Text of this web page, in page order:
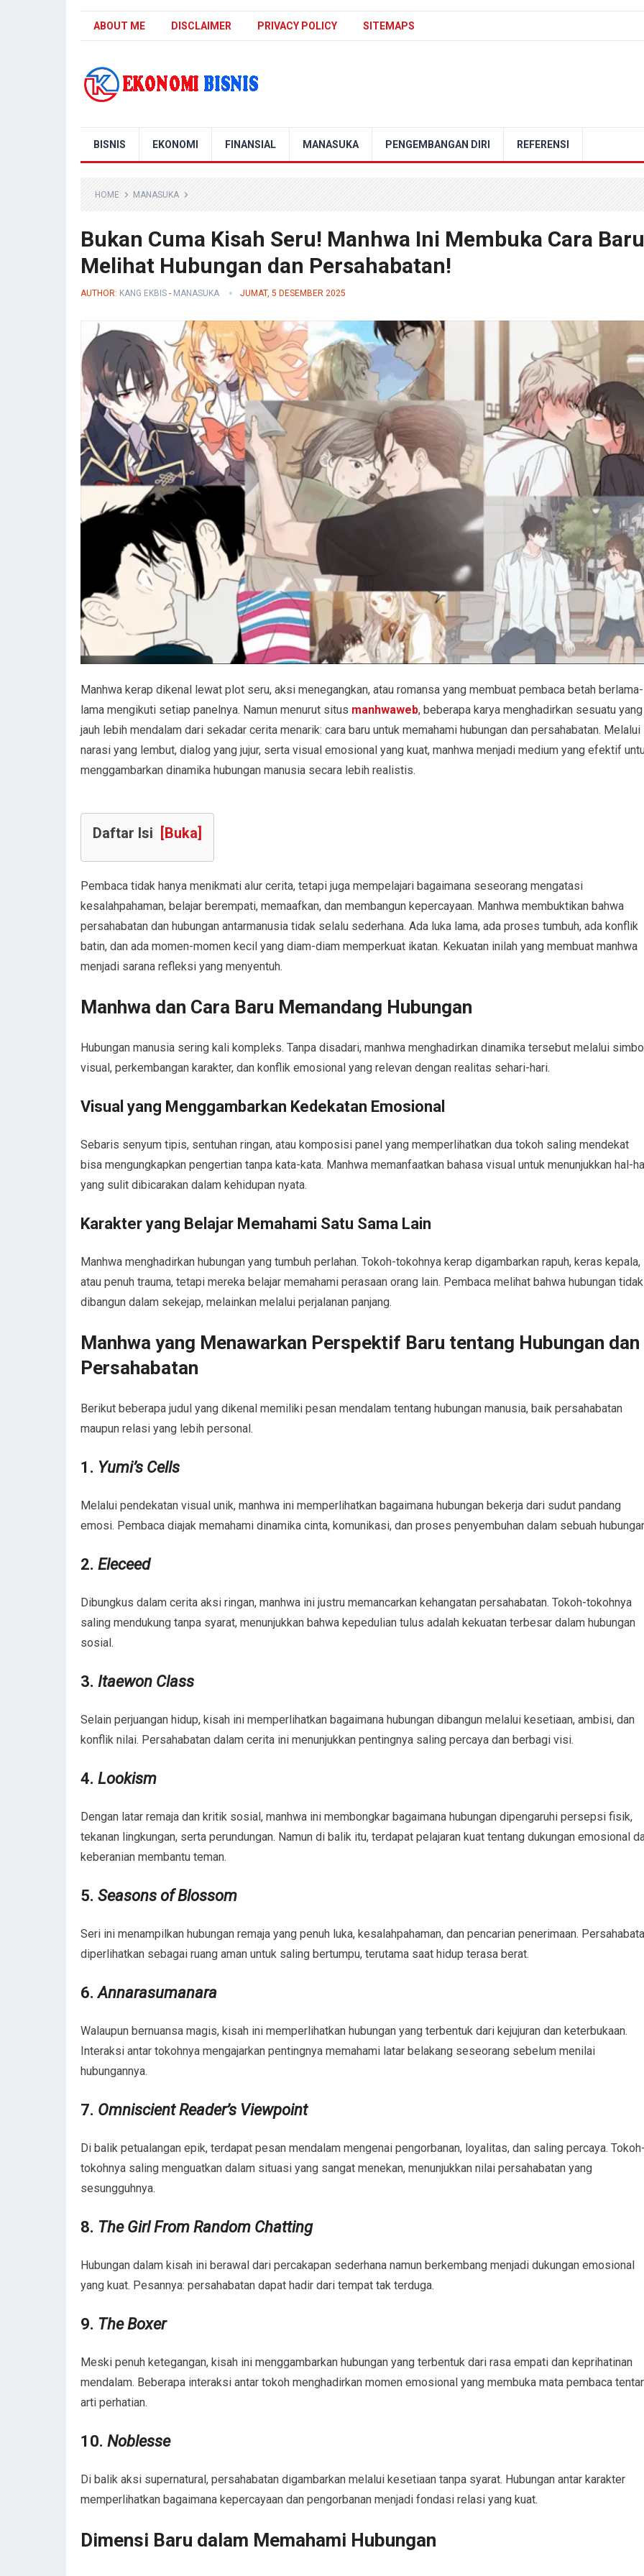
ABOUT ME DISCLAIMER PRIVACY POLICY SITEMAPS
BISNIS EKONOMI FINANSIAL MANASUKA PENGEMBANGAN DIRI REFERENSI
HOME MANASUKA
Bukan Cuma Kisah Seru! Manhwa Ini Membuka Cara Baru
Melihat Hubungan dan Persahabatan!
AUTHOR: KANG EKBIS - MANASUKA JUMAT, 5 DESEMBER 2025
Manhwa kerap dikenal lewat plot seru, aksi menegangkan, atau romansa yang membuat pembaca betah berlama-
lama mengikuti setiap panelnya. Namun menurut situs manhwaweb, beberapa karya menghadirkan sesuatu yang
jauh lebih mendalam dari sekadar cerita menarik: cara baru untuk memahami hubungan dan persahabatan. Melalui
narasi yang lembut, dialog yang jujur, serta visual emosional yang kuat, manhwa menjadi medium yang efektif
menggambarkan dinamika hubungan manusia secara lebih realistis.
Daftar Isi [Buka]
Pembaca tidak hanya menikmati alur cerita, tetapi juga mempelajari bagaimana seseorang mengatasi
kesalahpahaman, belajar berempati, memaafkan, dan membangun kepercayaan. Manhwa membuktikan bahwa
persahabatan dan hubungan antarmanusia tidak selalu sederhana. Ada luka lama, ada proses tumbuh, ada konflik
batin, dan ada momen-momen kecil yang diam-diam memperkuat ikatan. Kekuatan inilah yang membuat manhwa
menjadi sarana refleksi yang menyentuh.
Manhwa dan Cara Baru Memandang Hubungan
Hubungan manusia sering kali kompleks. Tanpa disadari, manhwa menghadirkan dinamika tersebut melalui
visual, perkembangan karakter, dan konflik emosional yang relevan dengan realitas sehari-hari.
Visual yang Menggambarkan Kedekatan Emosional
Sebaris senyum tipis, sentuhan ringan, atau komposisi panel yang memperlihatkan dua tokoh saling mendekat
bisa mengungkapkan pengertian tanpa kata-kata. Manhwa memanfaatkan bahasa visual untuk menunjukkan hal-
yang sulit dibicarakan dalam kehidupan nyata.
Karakter yang Belajar Memahami Satu Sama Lain
Manhwa menghadirkan hubungan yang tumbuh perlahan. Tokoh-tokohnya kerap digambarkan rapuh, keras kepala,
atau penuh trauma, tetapi mereka belajar memahami perasaan orang lain. Pembaca melihat bahwa hubungan tidak
dibangun dalam sekejap, melainkan melalui perjalanan panjang.
Manhwa yang Menawarkan Perspektif Baru tentang Hubungan dan
Persahabatan
Berikut beberapa judul yang dikenal memiliki pesan mendalam tentang hubungan manusia, baik persahabatan
maupun relasi yang lebih personal.
1. Yumi’s Cells
Melalui pendekatan visual unik, manhwa ini memperlihatkan bagaimana hubungan bekerja dari sudut pandang
emosi. Pembaca diajak memahami dinamika cinta, komunikasi, dan proses penyembuhan dalam sebuah
2. Eleceed
Dibungkus dalam cerita aksi ringan, manhwa ini justru memancarkan kehangatan persahabatan. Tokoh-tokohnya
saling mendukung tanpa syarat, menunjukkan bahwa kepedulian tulus adalah kekuatan terbesar dalam hubungan
sosial.
3. Itaewon Class
Selain perjuangan hidup, kisah ini memperlihatkan bagaimana hubungan dibangun melalui kesetiaan, ambisi, dan
konflik nilai. Persahabatan dalam cerita ini menunjukkan pentingnya saling percaya dan berbagi visi.
4. Lookism
Dengan latar remaja dan kritik sosial, manhwa ini membongkar bagaimana hubungan dipengaruhi persepsi fisik,
tekanan lingkungan, serta perundungan. Namun di balik itu, terdapat pelajaran kuat tentang dukungan emosional
keberanian membantu teman.
5. Seasons of Blossom
Seri ini menampilkan hubungan remaja yang penuh luka, kesalahpahaman, dan pencarian penerimaan.
diperlihatkan sebagai ruang aman untuk saling bertumpu, terutama saat hidup terasa berat.
6.Annarasumanara
Walaupun bernuansa magis, kisah ini memperlihatkan hubungan yang terbentuk dari kejujuran dan keterbukaan.
Interaksi antar tokohnya mengajarkan pentingnya memahami latar belakang seseorang sebelum menilai
hubungannya.
7. Omniscient Reader’s Viewpoint
Di balik petualangan epik, terdapat pesan mendalam mengenai pengorbanan, loyalitas, dan saling percaya.
tokohnya saling menguatkan dalam situasi yang sangat menekan, menunjukkan nilai persahabatan yang
sesungguhnya.
8. The Girl From Random Chatting
Hubungan dalam kisah ini berawal dari percakapan sederhana namun berkembang menjadi dukungan emosional
yang kuat. Pesannya: persahabatan dapat hadir dari tempat tak terduga.
9. The Boxer
Meski penuh ketegangan, kisah ini menggambarkan hubungan yang terbentuk dari rasa empati dan keprihatinan
mendalam. Beberapa interaksi antar tokoh menghadirkan momen emosional yang membuka mata pembaca
arti perhatian.
10. Noblesse
Di balik aksi supernatural, persahabatan digambarkan melalui kesetiaan tanpa syarat. Hubungan antar karakter
memperlihatkan bagaimana kepercayaan dan pengorbanan menjadi fondasi relasi yang kuat.
Dimensi Baru dalam Memahami Hubungan